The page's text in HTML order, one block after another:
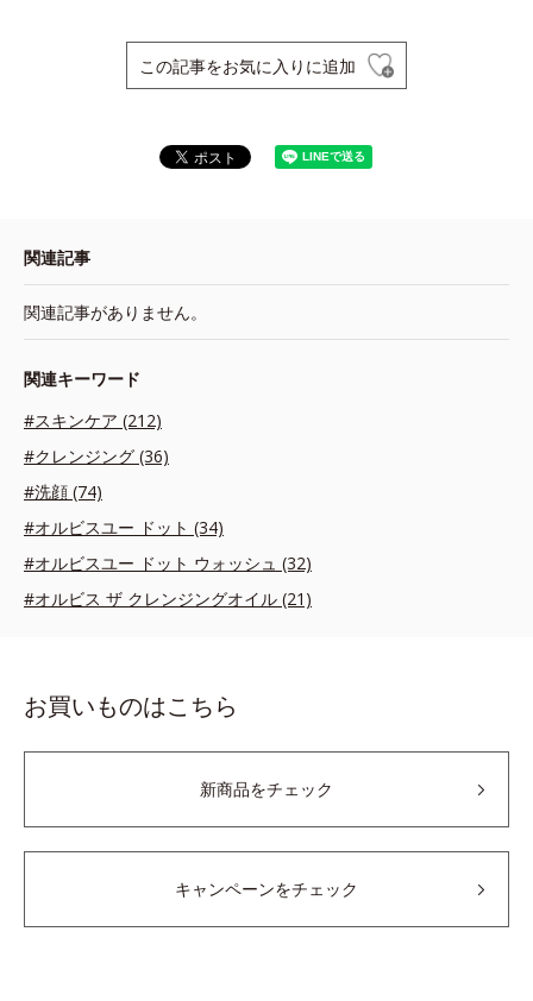
この記事をお気に入りに追加
関連記事
関連記事がありません。
関連キーワード
#スキンケア (212)
#クレンジング (36)
#洗顔 (74)
#オルビスユー ドット (34)
#オルビスユー ドット ウォッシュ (32)
#オルビス ザ クレンジングオイル (21)
お買いものはこちら
新商品をチェック
キャンペーンをチェック